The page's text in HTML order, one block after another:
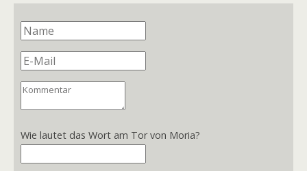
Wie lautet das Wort am Tor von Moria?